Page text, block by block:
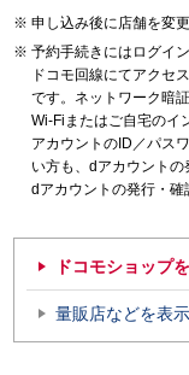
申し込み後に店舗を変
予約手続きにはログイ
ドコモ回線にてアクセ
です。ネットワーク暗
Wi-Fiまたはご自宅のイ
アカウントのID／パス
い方も、dアカウントの
dアカウントの発行・確
ドコモショップ
量販店などを表示